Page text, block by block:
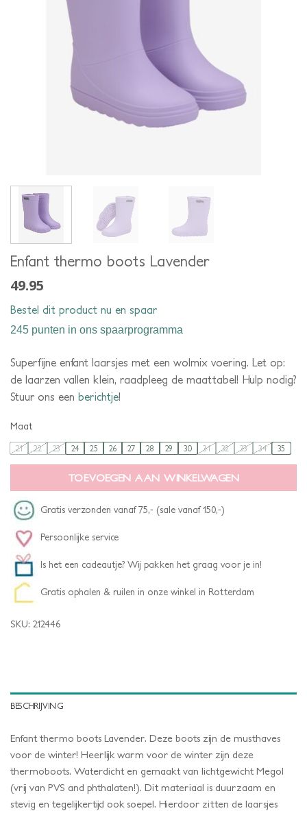
Enfant thermo boots Lavender
49.95
Bestel dit product nu en spaar
245 punten in ons spaarprogramma
Superfijne enfant laarsjes met een wolmix voering. Let op:
de laarzen vallen klein, raadpleeg de maattabel! Hulp nodig?
Stuur ons een berichtje!
Maat
21 22 23 24 25 26 27 28 29 30 31 32 33 34 35
TOEVOEGEN AAN WINKELWAGEN
Gratis verzonden vanaf 75,- (sale vanaf 150,-)
Persoonlijke service
Is het een cadeautje? Wij pakken het graag voor je in!
Gratis ophalen & ruilen in onze winkel in Rotterdam
SKU: 212446
BESCHRIJVING
Enfant thermo boots Lavender. Deze boots zijn de musthaves
voor de winter! Heerlijk warm voor de winter zijn deze
thermoboots. Waterdicht en gemaakt van lichtgewicht Megol
(vrij van PVS and phthalaten!). Dit materiaal is duurzaam en
stevig en tegelijkertijd ook soepel. Hierdoor zitten de laarsjes